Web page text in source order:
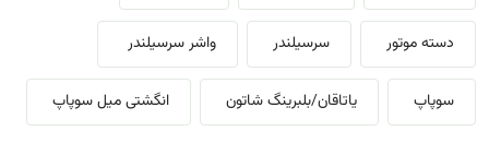
دسته موتور سرسیلندر واشر سرسیلندر
سوپاپ یاتاقان/بلبرینگ شاتون انگشتی میل سوپاپ